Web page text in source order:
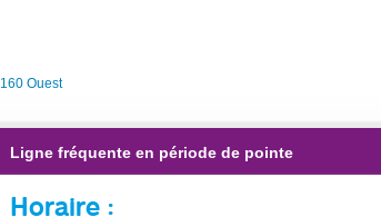
160 Ouest
Ligne fréquente en période de pointe
Horaire :